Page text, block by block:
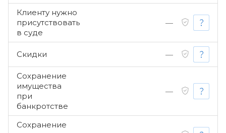
Клиенту нужно
присутствовать
в суде
—
Скидки —
Сохранение
имущества
при
банкротстве
—
Сохранение